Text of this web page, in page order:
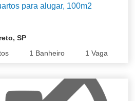
para alugar, 100m2
SP
1 Banheiro 1 Vaga